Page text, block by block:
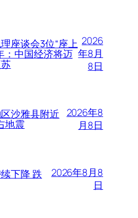
座谈会3位“座上
：中国经济将迈
2026
年8月
8日
沙雅县附近
地震
2026年8
月8日
下降 跌
2026年8月8
日